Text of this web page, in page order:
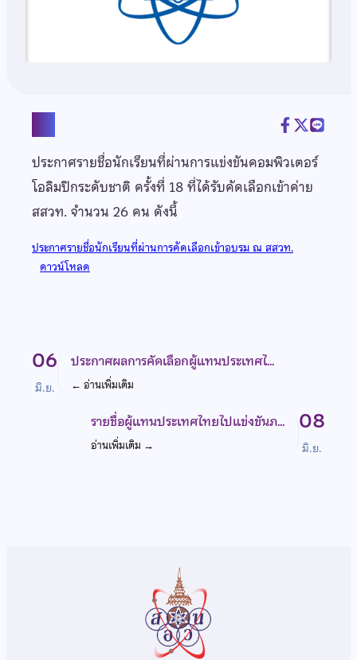
ประกาศรายชื่อนักเรียนที่ผ่านการแข่งขันคอมพิวเตอร์
โอลิมปิกระดับชาติ ครั้งที่ 18 ที่ได้รับคัดเลือกเข้าค่าย
สสวท. จำนวน 26 คน ดังนี้
ประกาศรายชื่อนักเรียนที่ผ่านการคัดเลือกเข้าอบรม ณ สสวท.
ดาวน์โหลด
06
มิ.ย.
ประกาศผลการคัดเลือกผู้แทนประเทศไ…
← อ่านเพิ่มเติม
08
มิ.ย.
รายชื่อผู้แทนประเทศไทยไปแข่งขันภ…
อ่านเพิ่มเติม →